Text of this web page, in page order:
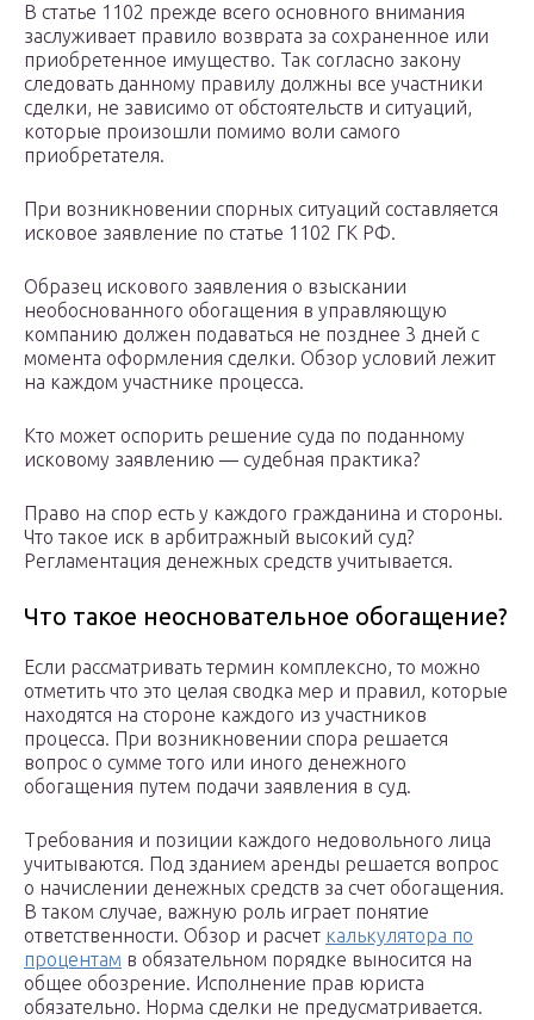
В статье 1102 прежде всего основного внимания
заслуживает правило возврата за сохраненное или
приобретенное имущество. Так согласно закону
следовать данному правилу должны все участники
сделки, не зависимо от обстоятельств и ситуаций,
которые произошли помимо воли самого
приобретателя.
При возникновении спорных ситуаций составляется
исковое заявление по статье 1102 ГК РФ.
Образец искового заявления о взыскании
необоснованного обогащения в управляющую
компанию должен подаваться не позднее 3 дней с
момента оформления сделки. Обзор условий лежит
на каждом участнике процесса.
Кто может оспорить решение суда по поданному
исковому заявлению — судебная практика?
Право на спор есть у каждого гражданина и стороны.
Что такое иск в арбитражный высокий суд?
Регламентация денежных средств учитывается.
Что такое неосновательное обогащение?
Если рассматривать термин комплексно, то можно
отметить что это целая сводка мер и правил, которые
находятся на стороне каждого из участников
процесса. При возникновении спора решается
вопрос о сумме того или иного денежного
обогащения путем подачи заявления в суд.
Требования и позиции каждого недовольного лица
учитываются. Под зданием аренды решается вопрос
о начислении денежных средств за счет обогащения.
В таком случае, важную роль играет понятие
ответственности. Обзор и расчет калькулятора по
процентам в обязательном порядке выносится на
общее обозрение. Исполнение прав юриста
обязательно. Норма сделки не предусматривается.